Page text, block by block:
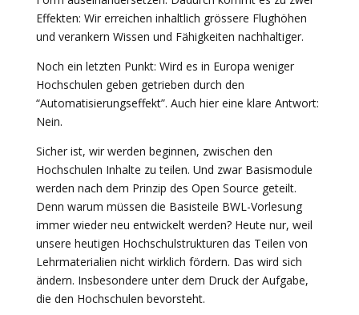
Effekten: Wir erreichen inhaltlich grössere Flughöhen
und verankern Wissen und Fähigkeiten nachhaltiger.
Noch ein letzten Punkt: Wird es in Europa weniger
Hochschulen geben getrieben durch den
“Automatisierungseffekt”. Auch hier eine klare Antwort:
Nein.
Sicher ist, wir werden beginnen, zwischen den
Hochschulen Inhalte zu teilen. Und zwar Basismodule
werden nach dem Prinzip des Open Source geteilt.
Denn warum müssen die Basisteile BWL-Vorlesung
immer wieder neu entwickelt werden? Heute nur, weil
unsere heutigen Hochschulstrukturen das Teilen von
Lehrmaterialien nicht wirklich fördern. Das wird sich
ändern. Insbesondere unter dem Druck der Aufgabe,
die den Hochschulen bevorsteht.